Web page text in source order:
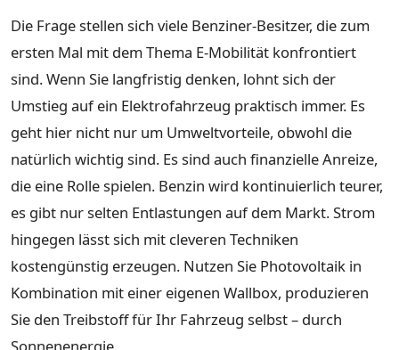
Die Frage stellen sich viele Benziner-Besitzer, die zum
ersten Mal mit dem Thema E-Mobilität konfrontiert
sind. Wenn Sie langfristig denken, lohnt sich der
Umstieg auf ein Elektrofahrzeug praktisch immer. Es
geht hier nicht nur um Umweltvorteile, obwohl die
natürlich wichtig sind. Es sind auch finanzielle Anreize,
die eine Rolle spielen. Benzin wird kontinuierlich teurer,
es gibt nur selten Entlastungen auf dem Markt. Strom
hingegen lässt sich mit cleveren Techniken
kostengünstig erzeugen. Nutzen Sie Photovoltaik in
Kombination mit einer eigenen Wallbox, produzieren
Sie den Treibstoff für Ihr Fahrzeug selbst – durch
Sonnenenergie.